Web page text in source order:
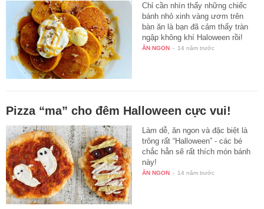
Chỉ cần nhìn thấy những chiếc
bánh nhỏ xinh vàng ươm trên
bàn ăn là bạn đã cảm thấy tràn
ngập không khí Haloween rồi!
ĂN NGON - 14 năm trước
Pizza “ma” cho đêm Halloween cực vui!
Làm dễ, ăn ngon và đặc biệt là
trông rất “Halloween” - các bé
chắc hẳn sẽ rất thích món bánh
này!
ĂN NGON - 14 năm trước